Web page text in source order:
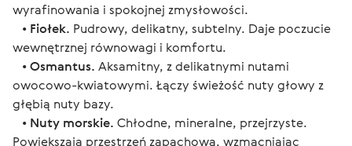
wyrafinowania i spokojnej zmysłowości.
• Fiołek. Pudrowy, delikatny, subtelny. Daje poczucie
wewnętrznej równowagi i komfortu.
•Osmantus. Aksamitny, z delikatnymi nutami
owocowo-kwiatowymi. Łączy świeżość nuty głowy z
głębią nuty bazy.
• Nuty morskie. Chłodne, mineralne, przejrzyste.
Powiększają przestrzeń zapachową, wzmacniając